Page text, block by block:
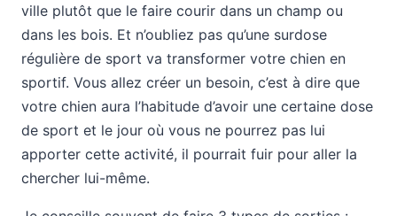
ville plutôt que le faire courir dans un champ ou
dans les bois. Et n’oubliez pas qu’une surdose
régulière de sport va transformer votre chien en
sportif. Vous allez créer un besoin, c’est à dire que
votre chien aura l’habitude d’avoir une certaine dose
de sport et le jour où vous ne pourrez pas lui
apporter cette activité, il pourrait fuir pour aller la
chercher lui-même.